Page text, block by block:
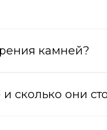
камней?
сколько они